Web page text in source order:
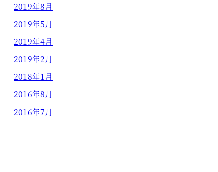
2019年8月
2019年5月
2019年4月
2019年2月
2018年1月
2016年8月
2016年7月